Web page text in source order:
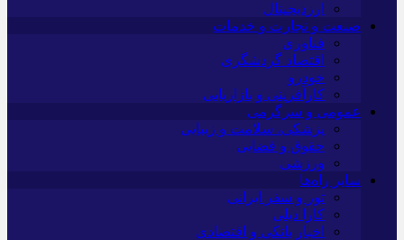
ارزدیجیتال
صنعت و تجارت و خدمات
فناوری
اقتصاد گردشگری
خودرو
کارآفرینی و بازاریابی
عمومی و سرگرمی
پزشکی، سلامت و زیبایی
حقوق و قضایی
ورزشی
سایر راه‌ها
تور و سفر ایرانی
کارا دیلی
اخبار بانکی و اقتصادی